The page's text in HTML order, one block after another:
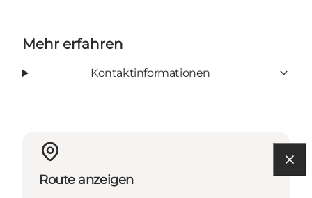
Mehr erfahren
Kontaktinformationen
Route anzeigen